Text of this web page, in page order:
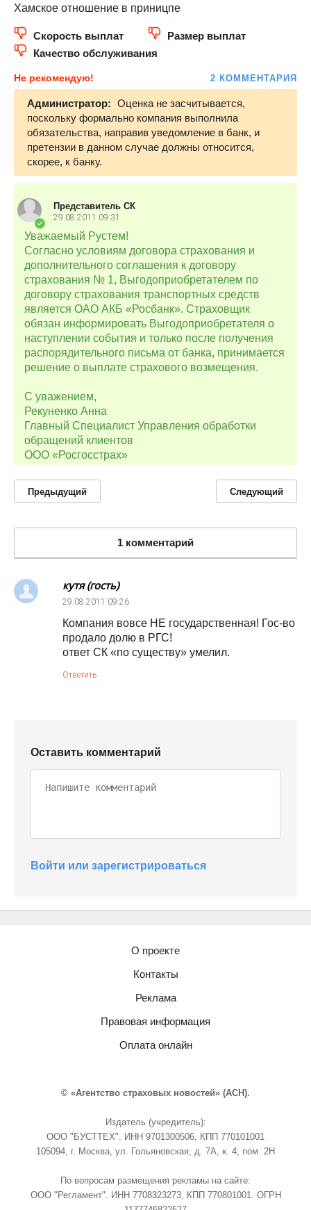
Хамское отношение в приницпе
Скорость выплат
Размер выплат
Качество обслуживания
Не рекомендую! 2 КОММЕНТАРИЯ
Администратор: Оценка не засчитывается,
поскольку формально компания выполнила
обязательства, направив уведомление в банк, и
претензии в данном случае должны относится,
скорее, к банку.
Представитель СК
29.08.2011 09:31
Уважаемый Рустем!
Согласно условиям договора страхования и
дополнительного соглашения к договору
страхования № 1, Выгодоприобретателем по
договору страхования транспортных средств
является ОАО АКБ «Росбанк». Страховщик
обязан информировать Выгодоприобретателя о
наступлении события и только после получения
распорядительного письма от банка, принимается
решение о выплате страхового возмещения.
С уважением,
Рекуненко Анна
Главный Специалист Управления обработки
обращений клиентов
ООО «Росгосстрах»
Предыдущий Следующий
1 комментарий
кутя (гость)
29.08.2011 09:26
Компания вовсе НЕ государственная! Гос-во
продало долю в РГС!
ответ СК «по существу» умелил.
Ответить
Оставить комментарий
Войти или зарегистрироваться
О проекте
Контакты
Реклама
Правовая информация
Оплата онлайн
© «Агентство страховых новостей» (АСН).
Издатель (учредитель):
ООО "БУСТТЕХ". ИНН 9701300506, КПП 770101001
105094, г. Москва, ул. Гольяновская, д. 7А, к. 4, пом. 2Н
По вопросам размещения рекламы на сайте:
ООО "Регламент". ИНН 7708323273, КПП 770801001. ОГРН